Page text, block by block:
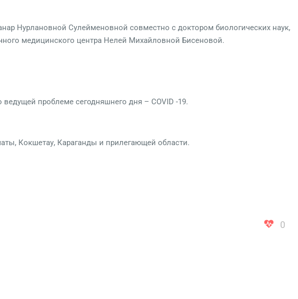
Нурлановной Сулейменовной совместно с доктором биологических наук,
медицинского центра Нелей Михайловной Бисеновой.
проблеме сегодняшнего дня – COVID -19.
Кокшетау, Караганды и прилегающей области.
0